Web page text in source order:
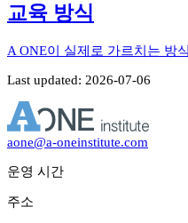
교육 방식
A ONE이 실제로 가르치는 방
Last updated: 2026-07-06
aone@a-oneinstitute.com
운영 시간
주소